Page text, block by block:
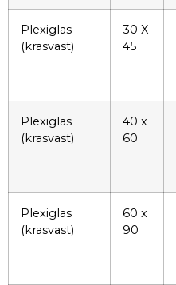
Plexiglas
(krasvast)
30 X
45
Plexiglas
(krasvast)
40 x
60
Plexiglas
(krasvast)
60 x
90